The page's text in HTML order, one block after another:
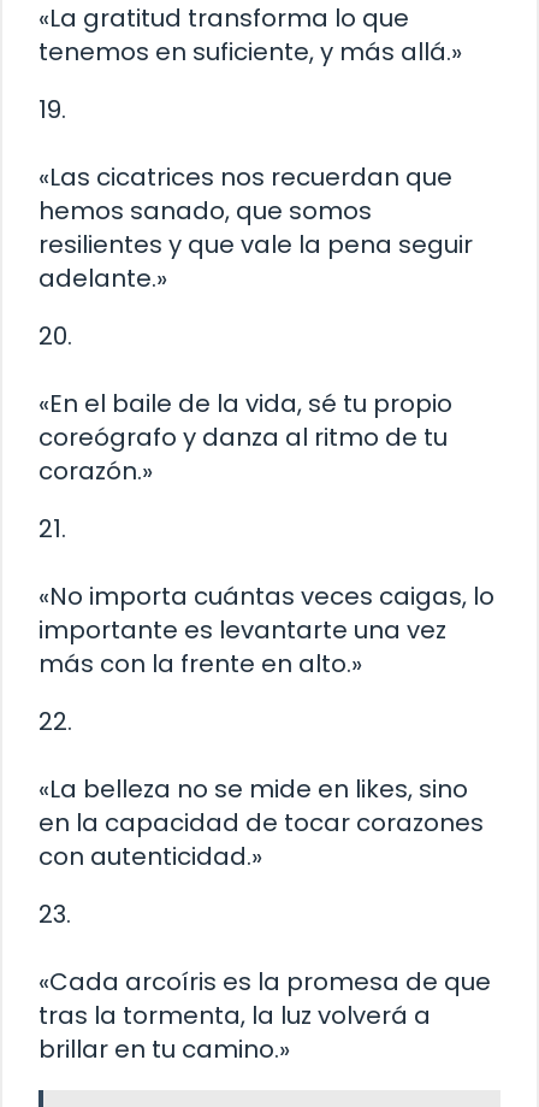
«La gratitud transforma lo que
tenemos en suficiente, y más allá.»
19.
«Las cicatrices nos recuerdan que
hemos sanado, que somos
resilientes y que vale la pena seguir
adelante.»
20.
«En el baile de la vida, sé tu propio
coreógrafo y danza al ritmo de tu
corazón.»
21.
«No importa cuántas veces caigas, lo
importante es levantarte una vez
más con la frente en alto.»
22.
«La belleza no se mide en likes, sino
en la capacidad de tocar corazones
con autenticidad.»
23.
«Cada arcoíris es la promesa de que
tras la tormenta, la luz volverá a
brillar en tu camino.»